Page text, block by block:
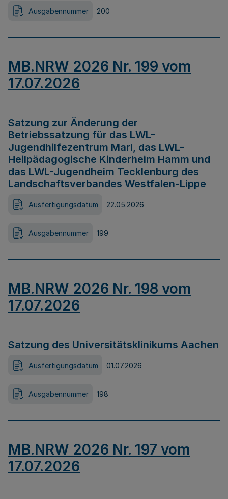
Ausgabennummer 200
MB.NRW 2026 Nr. 199 vom
17.07.2026
Satzung zur Änderung der
Betriebssatzung für das LWL-
Jugendhilfezentrum Marl, das LWL-
Heilpädagogische Kinderheim Hamm und
das LWL-Jugendheim Tecklenburg des
Landschaftsverbandes Westfalen-Lippe
Ausfertigungsdatum 22.05.2026
Ausgabennummer 199
MB.NRW 2026 Nr. 198 vom
17.07.2026
Satzung des Universitätsklinikums Aachen
Ausfertigungsdatum 01.07.2026
Ausgabennummer 198
MB.NRW 2026 Nr. 197 vom
17.07.2026